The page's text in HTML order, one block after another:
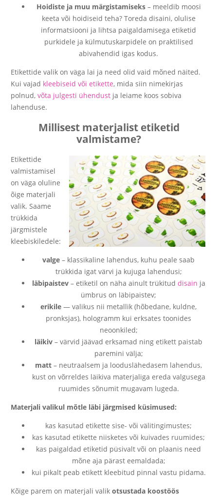
Hoidiste ja muu märgistamiseks– meeldib moosi
keeta või hoidiseid teha? Toreda disaini, olulise
informatsiooni ja lihtsa paigaldamisega etiketid
purkidele ja külmutuskarpidele on praktilised
abivahendid igas kodus.
Etikettide valik on väga lai ja need olid vaid mõned näited.
Kui vajad kleebiseid või etikette, mida siin nimekirjas
polnud,võta julgesti ühendust ja leiame koos sobiva
lahenduse.
Millisest materjalist etiketid
valmistame?
Etikettide
valmistamisel
on väga oluline
õige materjali
valik. Saame
trükkida
järgmistele
kleebiskiledele:
valge – klassikaline lahendus, kuhu peale saab
trükkida igat värvi ja kujuga lahendusi;
läbipaistev – etiketil on näha ainult trükitud disain ja
ümbrus on läbipaistev;
erikile — valikus nii metallik (hõbedane, kuldne,
pronksjas), hologramm kui erksates toonides
neoonkiled;
läikiv – värvid jäävad erksamad ning etikett paistab
paremini välja;
matt – neutraalsem ja looduslähedasem lahendus,
kust on võrreldes läikiva materjaliga ereda valgusega
ruumides sõnumit mugavam lugeda.
Materjali valikul mõtle läbi järgmised küsimused:
kas kasutad etikette sise- või välitingimustes;
kas kasutad etikette niisketes või kuivades ruumides;
kas paigaldad etiketid püsivalt või on plaanis need
mõne aja pärast eemaldada;
kui pikalt peab etikett kleebitud pinnal vastu pidama.
Kõige parem on materjali valikotsustada koostöös